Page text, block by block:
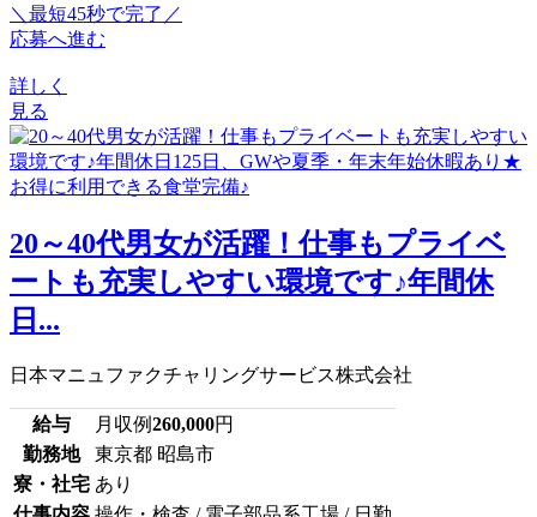
＼最短45秒で完了／
応募へ進む
詳しく
見る
20～40代男女が活躍！仕事もプライベ
ートも充実しやすい環境です♪年間休
日...
日本マニュファクチャリングサービス株式会社
給与 月収例260,000円
勤務地
東京都 昭島市
寮・社宅 あり